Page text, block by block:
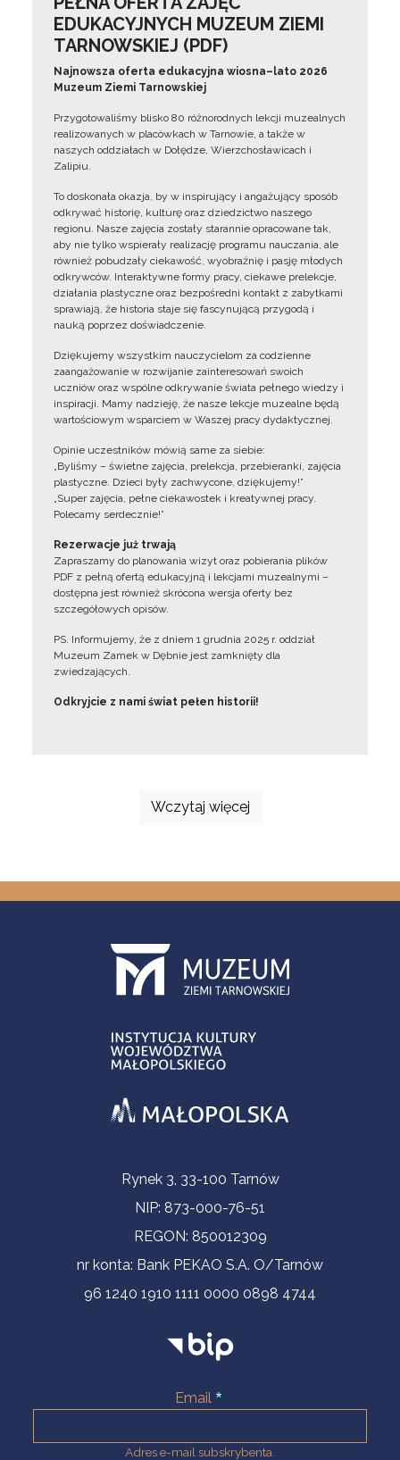
EDUKACYJNYCH MUZEUM ZIEMI
TARNOWSKIEJ (PDF)
Najnowsza oferta edukacyjna wiosna–lato 2026
Muzeum Ziemi Tarnowskiej
Przygotowaliśmy blisko 80 różnorodnych lekcji muzealnych
realizowanych w placówkach w Tarnowie, a także w
naszych oddziałach w Dołędze, Wierzchosławicach i
Zalipiu.
To doskonała okazja, by w inspirujący i angażujący sposób
odkrywać historię, kulturę oraz dziedzictwo naszego
regionu. Nasze zajęcia zostały starannie opracowane tak,
aby nie tylko wspierały realizację programu nauczania, ale
również pobudzały ciekawość, wyobraźnię i pasję młodych
odkrywców. Interaktywne formy pracy, ciekawe prelekcje,
działania plastyczne oraz bezpośredni kontakt z zabytkami
sprawiają, że historia staje się fascynującą przygodą i
nauką poprzez doświadczenie.
Dziękujemy wszystkim nauczycielom za codzienne
zaangażowanie w rozwijanie zainteresowań swoich
uczniów oraz wspólne odkrywanie świata pełnego wiedzy i
inspiracji. Mamy nadzieję, że nasze lekcje muzealne będą
wartościowym wsparciem w Waszej pracy dydaktycznej.
Opinie uczestników mówią same za siebie:
„Byliśmy – świetne zajęcia, prelekcja, przebieranki, zajęcia
plastyczne. Dzieci były zachwycone, dziękujemy!”
„Super zajęcia, pełne ciekawostek i kreatywnej pracy.
Polecamy serdecznie!”
Rezerwacje już trwają
Zapraszamy do planowania wizyt oraz pobierania plików
PDF z pełną ofertą edukacyjną i lekcjami muzealnymi –
dostępna jest również skrócona wersja oferty bez
szczegółowych opisów.
PS. Informujemy, że z dniem 1 grudnia 2025 r. oddział
Muzeum Zamek w Dębnie jest zamknięty dla
zwiedzających.
Odkryjcie z nami świat pełen historii!
Wczytaj więcej
Informacje kontaktoweRynek 3, 33-100 Tarnów
NIP: 873-000-76-51
REGON: 850012309
nr konta: Bank PEKAO S.A. O/Tarnów
96 1240 1910 1111 0000 0898 4744
Email
Adres e-mail subskrybenta.